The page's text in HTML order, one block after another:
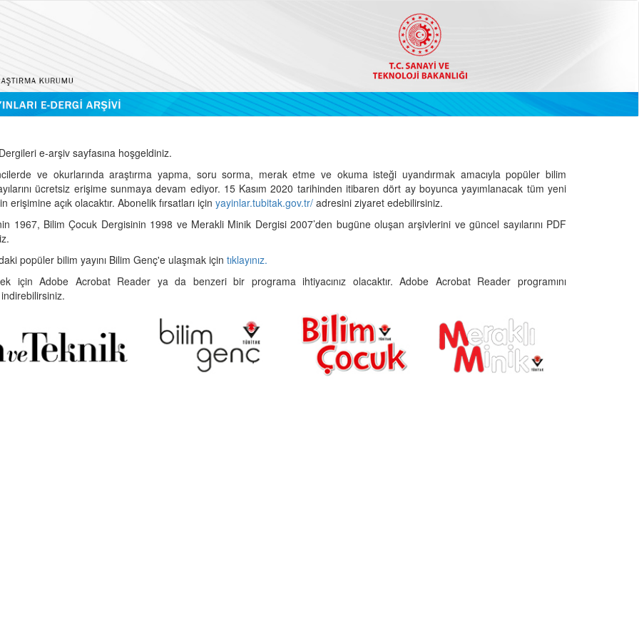
e-arşiv sayfasına hoşgeldiniz.
ve okurlarında araştırma yapma, soru sorma, merak etme ve okuma isteği uyandırmak amacıyla popüler bilim
ücretsiz erişime sunmaya devam ediyor. 15 Kasım 2020 tarihinden itibaren dört ay boyunca yayımlanacak tüm yeni
erişimine açık olacaktır. Abonelik fırsatları için yayinlar.tubitak.gov.tr/ adresini ziyaret edebilirsiniz.
1967, Bilim Çocuk Dergisinin 1998 ve Merakli Minik Dergisi 2007’den bugüne oluşan arşivlerini ve güncel sayılarını PDF
popüler bilim yayını Bilim Genç'e ulaşmak için tıklayınız.
için Adobe Acrobat Reader ya da benzeri bir programa ihtiyacınız olacaktır. Adobe Acrobat Reader programını